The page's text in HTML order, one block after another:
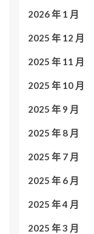
2026 年 1 月
2025 年 12 月
2025 年 11 月
2025 年 10 月
2025 年 9 月
2025 年 8 月
2025 年 7 月
2025 年 6 月
2025 年 4 月
2025 年 3 月